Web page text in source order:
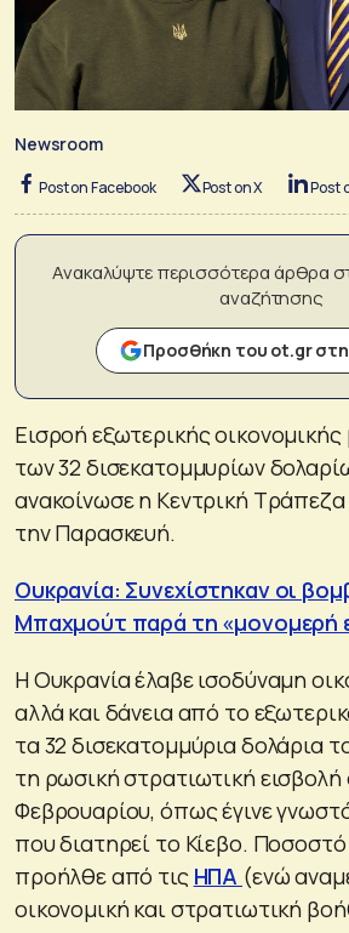
Newsroom
Post on Facebook Post on X Post
Ανακαλύψτε περισσότερα άρθρα
αναζήτησης
Προσθήκη του ot.gr
Εισροή εξωτερικής
των 32 δισεκατομμυρίων
ανακοίνωσε η Κεντρική
την Παρασκευή.
Ουκρανία: Συνεχίστηκαν οι
Μπαχμούτ παρά τη «μονομερή
Η Ουκρανία έλαβε ισοδύναμη
αλλά και δάνεια από το
τα 32 δισεκατομμύρια δολάρια
τη ρωσική στρατιωτική εισβολή
Φεβρουαρίου, όπως έγινε
που διατηρεί το Κίεβο.
προήλθε από τις ΗΠΑ (ενώ
οικονομική και στρατιωτική